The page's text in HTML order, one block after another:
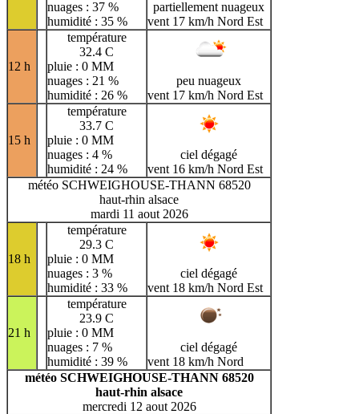
nuages : 37 %
humidité : 35 %
partiellement nuageux
vent 17 km/h Nord Est
12 h
température
32.4 C
pluie : 0 MM
nuages : 21 %
humidité : 26 %
peu nuageux
vent 17 km/h Nord Est
15 h
température
33.7 C
pluie : 0 MM
nuages : 4 %
humidité : 24 %
ciel dégagé
vent 16 km/h Nord Est
météo SCHWEIGHOUSE-THANN 68520
haut-rhin alsace
mardi 11 aout 2026
18 h
température
29.3 C
pluie : 0 MM
nuages : 3 %
humidité : 33 %
ciel dégagé
vent 18 km/h Nord Est
21 h
température
23.9 C
pluie : 0 MM
nuages : 7 %
humidité : 39 %
ciel dégagé
vent 18 km/h Nord
météo SCHWEIGHOUSE-THANN 68520
haut-rhin alsace
mercredi 12 aout 2026